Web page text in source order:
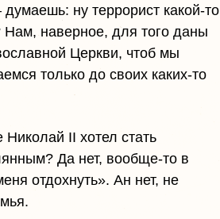
ну террорист какой-то
Нам, наверное, для того даны
Церкви, чтоб мы
только до своих каких-то
II хотел стать
Да нет, вообще-то в
отдохнуть». Ан нет, не